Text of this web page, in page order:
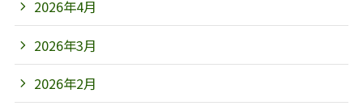
2026年4月
2026年3月
2026年2月